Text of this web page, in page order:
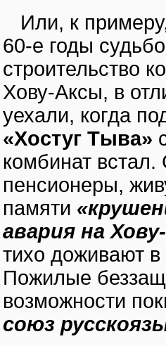
Или, к
60-е годы
строительство
Хову-Аксы, в
уехали, когда
«Хостуг Тыва»
комбинат
пенсионеры,
памяти
авария на
тихо доживают
Пожилые
возможности
союз